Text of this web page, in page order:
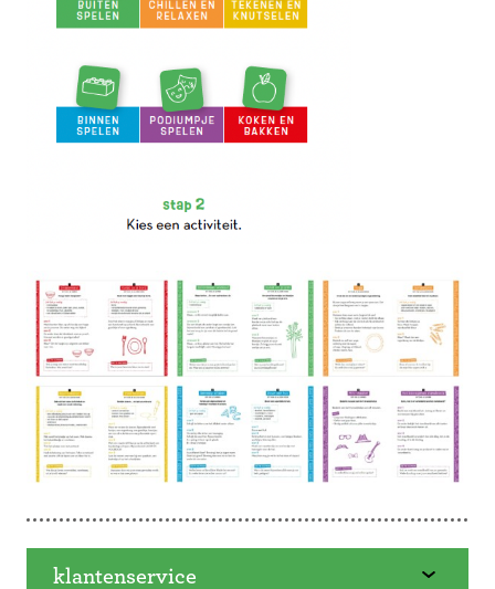
klantenservice